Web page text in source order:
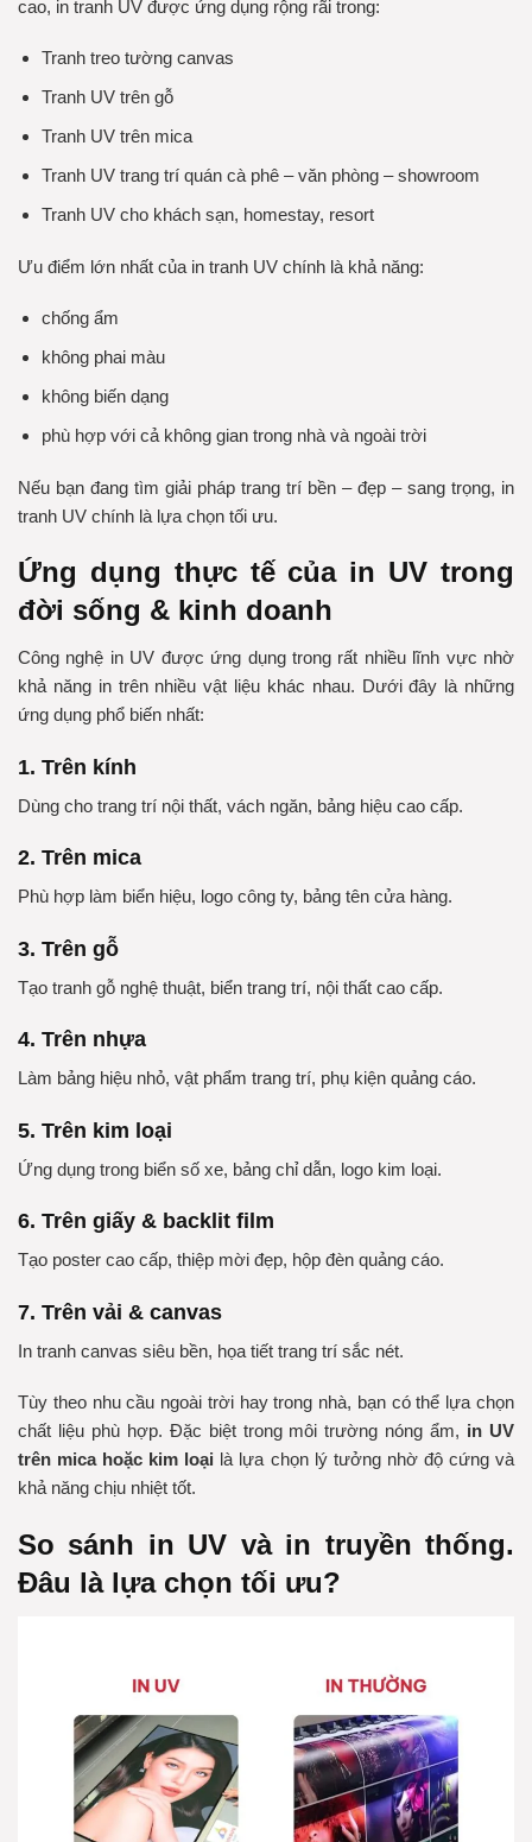
cao, in tranh UV được ứng dụng rộng rãi trong:
Tranh treo tường canvas
Tranh UV trên gỗ
Tranh UV trên mica
Tranh UV trang trí quán cà phê – văn phòng – showroom
Tranh UV cho khách sạn, homestay, resort
Ưu điểm lớn nhất của in tranh UV chính là khả năng:
chống ẩm
không phai màu
không biến dạng
phù hợp với cả không gian trong nhà và ngoài trời
Nếu bạn đang tìm giải pháp trang trí bền – đẹp – sang trọng, in
tranh UV chính là lựa chọn tối ưu.
Ứng dụng thực tế của in UV trong
đời sống & kinh doanh
Công nghệ in UV được ứng dụng trong rất nhiều lĩnh vực nhờ
khả năng in trên nhiều vật liệu khác nhau. Dưới đây là những
ứng dụng phổ biến nhất:
1. Trên kính
Dùng cho trang trí nội thất, vách ngăn, bảng hiệu cao cấp.
2. Trên mica
Phù hợp làm biển hiệu, logo công ty, bảng tên cửa hàng.
3. Trên gỗ
Tạo tranh gỗ nghệ thuật, biển trang trí, nội thất cao cấp.
4. Trên nhựa
Làm bảng hiệu nhỏ, vật phẩm trang trí, phụ kiện quảng cáo.
5. Trên kim loại
Ứng dụng trong biển số xe, bảng chỉ dẫn, logo kim loại.
6. Trên giấy & backlit film
Tạo poster cao cấp, thiệp mời đẹp, hộp đèn quảng cáo.
7. Trên vải & canvas
In tranh canvas siêu bền, họa tiết trang trí sắc nét.
Tùy theo nhu cầu ngoài trời hay trong nhà, bạn có thể lựa chọn
chất liệu phù hợp. Đặc biệt trong môi trường nóng ẩm, in UV
trên mica hoặc kim loại là lựa chọn lý tưởng nhờ độ cứng và
khả năng chịu nhiệt tốt.
So sánh in UV và in truyền thống.
Đâu là lựa chọn tối ưu?